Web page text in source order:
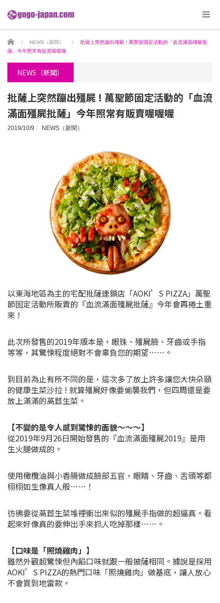
ホーム NEWS（新聞）
批薩上突然蹦出殭屍 ! 萬聖節固定活動的「血流滿面殭屍批
薩」今年照常有販賣喔喔喔
NEWS（新聞）
批薩上突然蹦出殭屍 ! 萬聖節固定活動的「血流
滿面殭屍批薩」今年照常有販賣喔喔喔
2019/10/9 NEWS（新聞）
以東海地區為主的宅配批薩連鎖店「AOKI’S PIZZA」萬聖
節固定活動所販賣的『血流滿面殭屍批薩』今年會再捲土重
來 !
此次所發售的2019年版本是，眼珠、殭屍臉、牙齒或手指
等等，其驚悚程度絕對不會辜負您的期望……。
到目前為止有所不同的是，這次多了放上許多讓您大快朵頤
的健康生菜沙拉 ! 就算殭屍好像要偷襲我們，但四周還是要
放上滿滿的萵苣生菜。
【不變的是令人感到驚悚的面貌～～～】
從2019年9月26日開始發售的『血流滿面殭屍2019』是用
生火腿做成的。
使用橄欖油與小香腸做成臉部五官，眼睛、牙齒、舌頭等都
栩栩如生像真人般……！
彷彿要從萵苣生菜堆裡衝出來似的殭屍手指做的超逼真。看
起來好像真的要伸出手來抓人吃掉那樣……。
【口味是「照燒雞肉」】
雖然外觀超驚悚但內餡口味就跟一般披薩相同。據說是採用
AOKI’S PIZZA的熱門口味「照燒雞肉」做基底，讓人放心
不會買到地雷款。